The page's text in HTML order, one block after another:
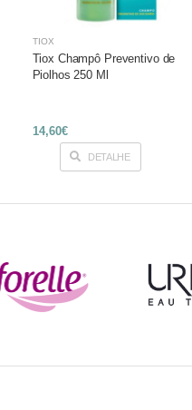
TIOX
Tiox Champô Preventivo de
Piolhos 250 Ml
14,60€
DETALHE